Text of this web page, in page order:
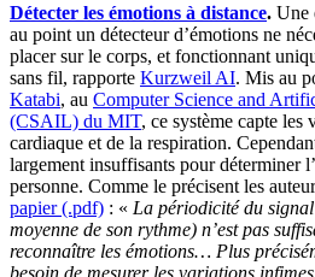
Détecter les émotions à distance. Une
au point un détecteur d’émotions ne
placer sur le corps, et fonctionnant
sans fil, rapporte Kurzweil AI. Mis au
Katabi, au Computer Science and
(CSAIL) du MIT, ce système capte les
cardiaque et de la respiration.
largement insuffisants pour déterminer
personne. Comme le précisent les
papier (.pdf) : « La périodicité du
moyenne de son rythme) n’est pas
reconnaître les émotions… Plus
besoin de mesurer les variations